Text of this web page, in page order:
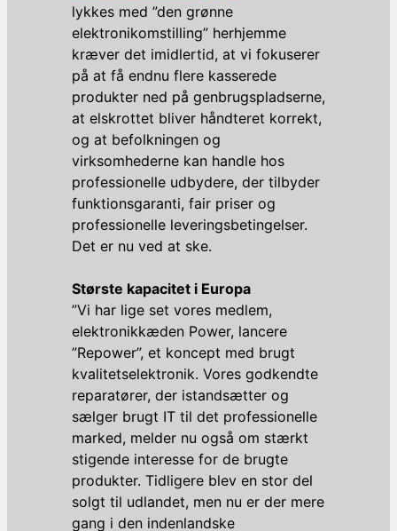
lykkes med ”den grønne
elektronikomstilling” herhjemme
kræver det imidlertid, at vi fokuserer
på at få endnu flere kasserede
produkter ned på genbrugspladserne,
at elskrottet bliver håndteret korrekt,
og at befolkningen og
virksomhederne kan handle hos
professionelle udbydere, der tilbyder
funktionsgaranti, fair priser og
professionelle leveringsbetingelser.
Det er nu ved at ske.
Største kapacitet i Europa
”Vi har lige set vores medlem,
elektronikkæden Power, lancere
”Repower”, et koncept med brugt
kvalitetselektronik. Vores godkendte
reparatører, der istandsætter og
sælger brugt IT til det professionelle
marked, melder nu også om stærkt
stigende interesse for de brugte
produkter. Tidligere blev en stor del
solgt til udlandet, men nu er der mere
gang i den indenlandske